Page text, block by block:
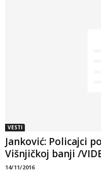
VESTI
Janković: Policajci
Višnjičkoj banji /
14/11/2016